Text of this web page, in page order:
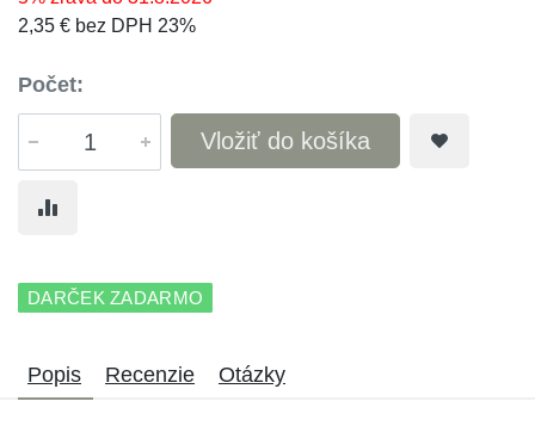
2,35 € bez DPH 23%
Počet:
Vložiť do košíka
DARČEK ZADARMO
Popis Recenzie Otázky